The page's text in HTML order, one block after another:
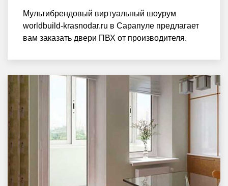
Мультибрендовый виртуальный шоурум
worldbuild-krasnodar.ru в Сарапуле предлагает
вам заказать двери ПВХ от производителя.